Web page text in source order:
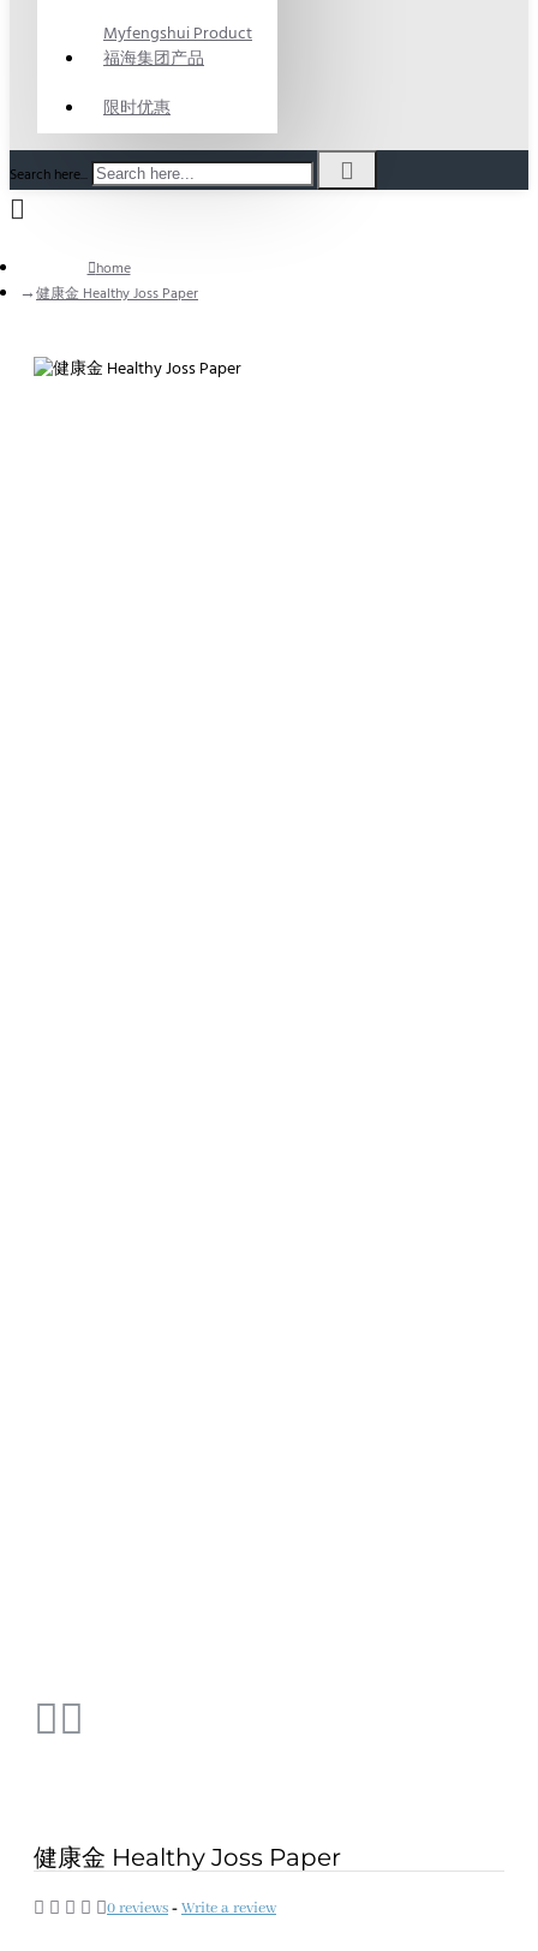
Myfengshui Product
福海集团产品
限时优惠
Search here...
home
健康金 Healthy Joss Paper
健康金 Healthy Joss Paper
0 reviews-Write a review